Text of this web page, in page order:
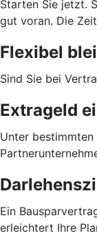
Starten Sie jetzt.
gut voran. Die
Flexibel
Sind Sie bei
Extrageld
Unter
Ein
erleichtert Ihre